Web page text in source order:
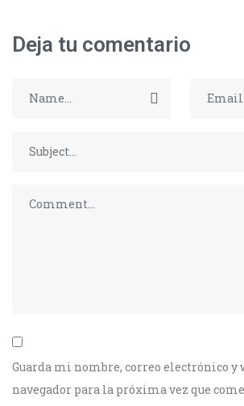
Deja tu comentario
Guarda mi nombre, correo electrónico y
navegador para la próxima vez que